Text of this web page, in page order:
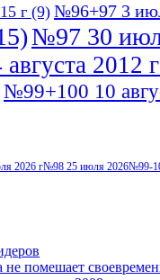
г (9) №96+97 3
№97 30
2012 г
№99+100 10
2026 г№98 25 июля 2026№99-
помешает